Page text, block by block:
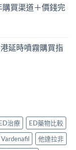
買渠道＋價錢完
延時噴霧購買指
治療
ED藥物比較
Vardenafil
他達拉非